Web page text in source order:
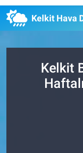
Kelkit Hava
Kelkit
Son Dakika